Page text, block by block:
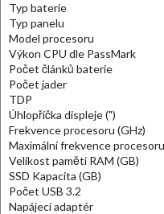
Typ baterie
Typ panelu
Model procesoru
Výkon CPU dle PassMark
Počet článků baterie
Počet jader
TDP
Úhlopříčka displeje (")
Frekvence procesoru (GHz)
Maximální frekvence
Velikost paměti RAM (GB)
SSD Kapacita (GB)
Počet USB 3.2
Napájecí adaptér